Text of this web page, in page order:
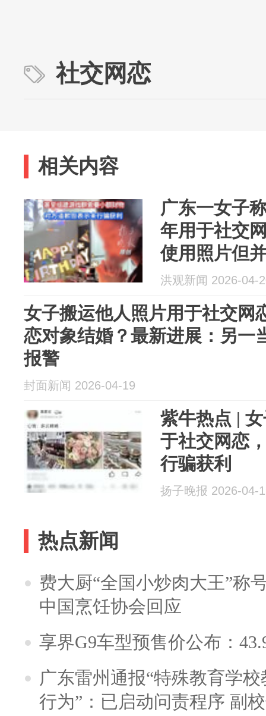
社交网恋
相关内容
广东一女子
年用于社交
使用照片但
人：对方曾
后仍不收手
洪观新闻 2026-04-
女子搬运他人照片用于社交网
恋对象结婚？最新进展：另一
报警
封面新闻 2026-04-19
紫牛热点 |
于社交网恋
行骗获利
扬子晚报 2026-04-
热点新闻
费大厨“全国小炒肉大王”称
中国烹饪协会回应
享界G9车型预售价公布：
广东雷州通报“特殊教育学
行为”：已启动问责程序 副